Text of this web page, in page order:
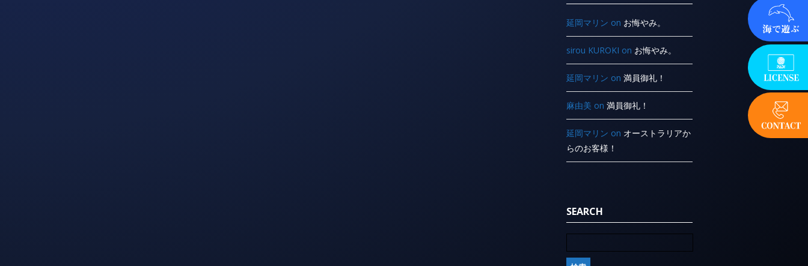
延岡マリン on お悔やみ。
sirou KUROKI on お悔やみ。
延岡マリン on満員御礼！
麻由美 on満員御礼！
延岡マリン on オーストラリアか
らのお客様！
SEARCH